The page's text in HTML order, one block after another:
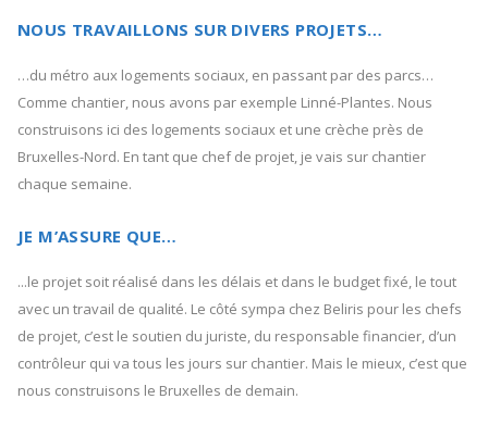
NOUS TRAVAILLONS SUR DIVERS PROJETS…
…du métro aux logements sociaux, en passant par des parcs…
Comme chantier, nous avons par exemple Linné-Plantes. Nous
construisons ici des logements sociaux et une crèche près de
Bruxelles-Nord. En tant que chef de projet, je vais sur chantier
chaque semaine.
JE M’ASSURE QUE…
...le projet soit réalisé dans les délais et dans le budget fixé, le tout
avec un travail de qualité. Le côté sympa chez Beliris pour les chefs
de projet, c’est le soutien du juriste, du responsable financier, d’un
contrôleur qui va tous les jours sur chantier. Mais le mieux, c’est que
nous construisons le Bruxelles de demain.